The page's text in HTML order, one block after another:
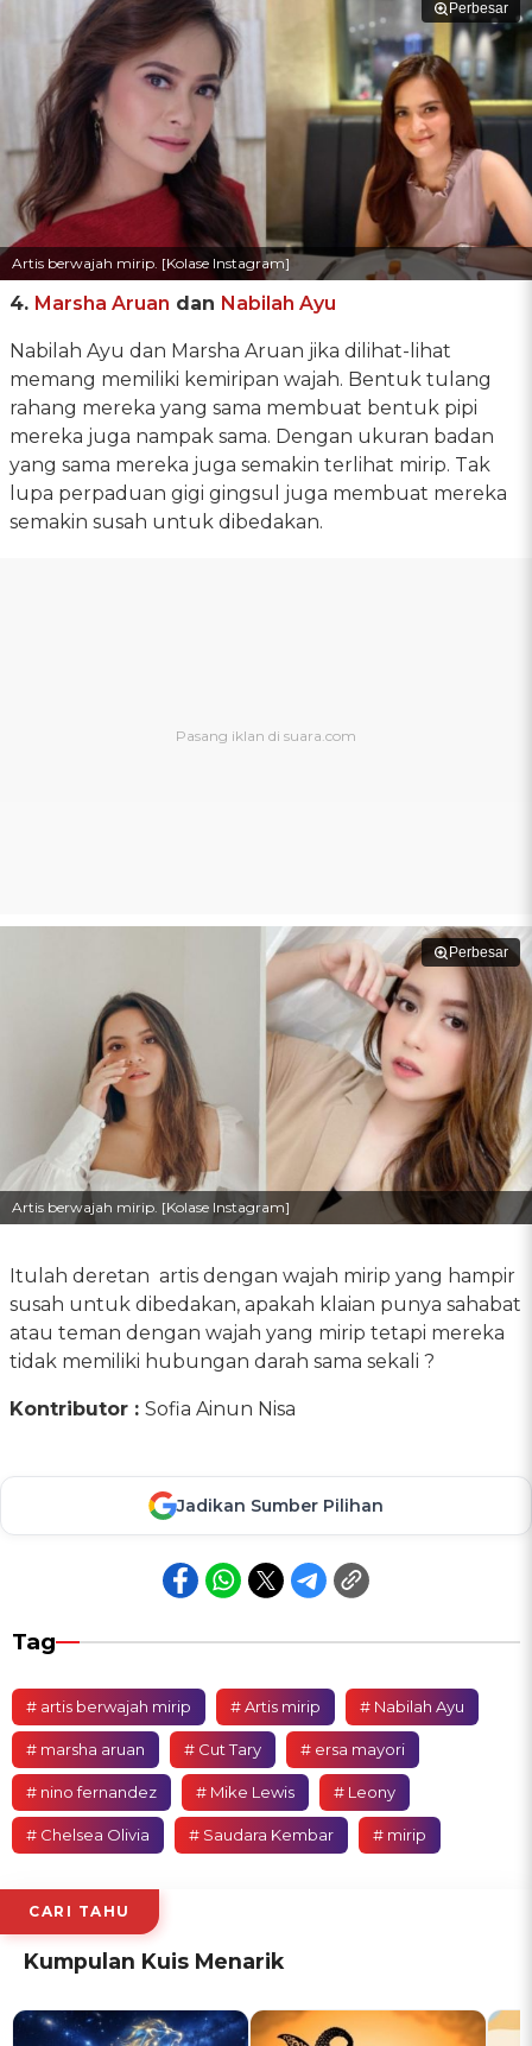
Perbesar
Artis berwajah mirip. [Kolase Instagram]
4. Marsha Aruan dan Nabilah Ayu
Nabilah Ayu dan Marsha Aruan jika dilihat-lihat
memang memiliki kemiripan wajah. Bentuk tulang
rahang mereka yang sama membuat bentuk pipi
mereka juga nampak sama. Dengan ukuran badan
yang sama mereka juga semakin terlihat mirip. Tak
lupa perpaduan gigi gingsul juga membuat mereka
semakin susah untuk dibedakan.
Perbesar
Artis berwajah mirip. [Kolase Instagram]
Itulah deretan artis dengan wajah mirip yang hampir
susah untuk dibedakan, apakah klaian punya sahabat
atau teman dengan wajah yang mirip tetapi mereka
tidak memiliki hubungan darah sama sekali ?
Kontributor : Sofia Ainun Nisa
Jadikan Sumber Pilihan
Tag
# artis berwajah mirip # Artis mirip # Nabilah Ayu
# marsha aruan # Cut Tary # ersa mayori
# nino fernandez # Mike Lewis # Leony
# Chelsea Olivia # Saudara Kembar # mirip
CARI TAHU
Kumpulan Kuis Menarik